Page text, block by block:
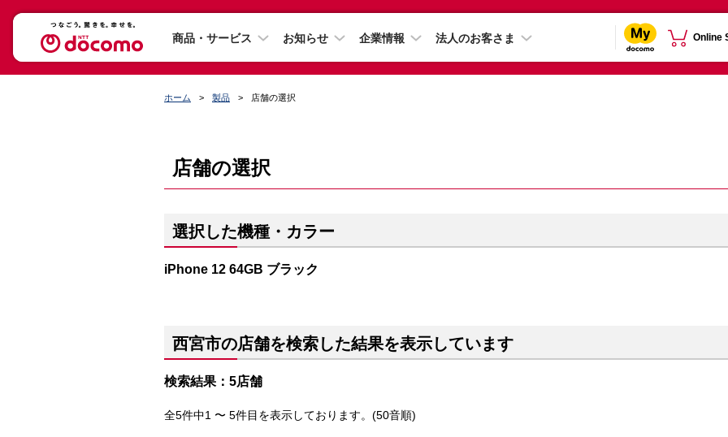
商品・サービス お知らせ 企業情報 法人のお客さま Online
ホーム 製品 店舗の選択
店舗の選択
選択した機種・カラー
iPhone 12 64GB ブラック
西宮市の店舗を検索した結果を表示しています
検索結果：5店舗
全5件中1 〜 5件目を表示しております。(50音順)